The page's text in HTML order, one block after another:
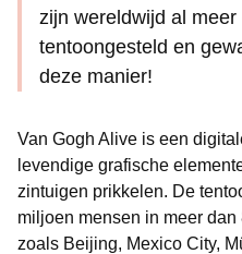
zijn wereldwijd al
tentoongesteld en
deze manier!
Van Gogh Alive is een
levendige grafische
zintuigen prikkelen. De
miljoen mensen in meer
zoals Beijing, Mexico City,